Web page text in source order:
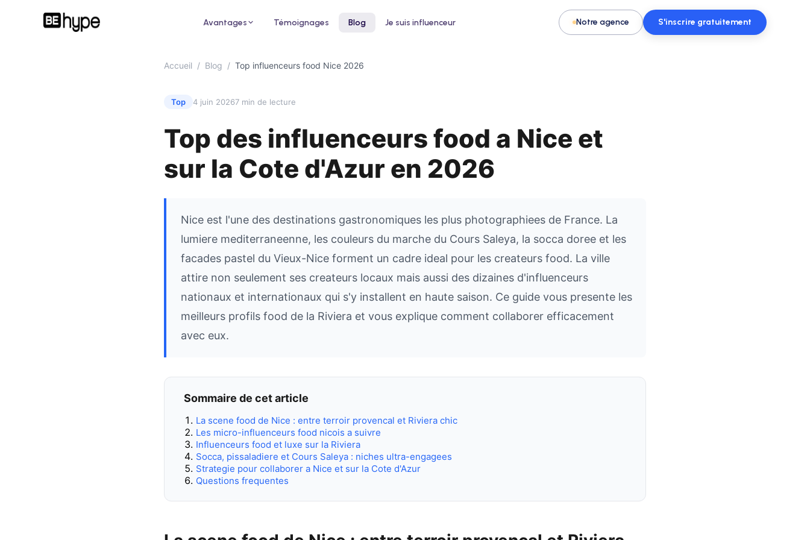
Avantages
Attirez de nouveaux clients grâce aux
influenceurs de votre ville
Pour un hôtel
des influenceurs voyage et lifestyle
Pour le bien-être
ou salon de coiffure
Pour les activités & loisirs
Témoignages Blog Je suis influenceur Notre agence S'inscrire gratuitement
Accueil / Blog / Top influenceurs food Nice 2026
Top 4 juin 20267 min de lecture
Top des influenceurs food a Nice et
sur la Cote d'Azur en 2026
Nice est l'une des destinations gastronomiques les plus photographiees de France. La
lumiere mediterraneenne, les couleurs du marche du Cours Saleya, la socca doree et les
facades pastel du Vieux-Nice forment un cadre ideal pour les createurs food. La ville
attire non seulement ses createurs locaux mais aussi des dizaines d'influenceurs
nationaux et internationaux qui s'y installent en haute saison. Ce guide vous presente les
meilleurs profils food de la Riviera et vous explique comment collaborer efficacement
avec eux.
Sommaire de cet article
La scene food de Nice : entre terroir provencal et Riviera chic
Les micro-influenceurs food nicois a suivre
Influenceurs food et luxe sur la Riviera
Socca, pissaladiere et Cours Saleya : niches ultra-engagees
Strategie pour collaborer a Nice et sur la Cote d'Azur
Questions frequentes